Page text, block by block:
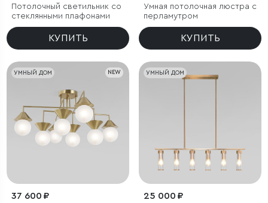
Потолочный светильник со
стеклянными плафонами
КУПИТЬ
Умная потолочная люстра с
перламутром
КУПИТЬ
УМНЫЙ ДОМ NEW
37 600 ₽
УМНЫЙ ДОМ
25 000 ₽